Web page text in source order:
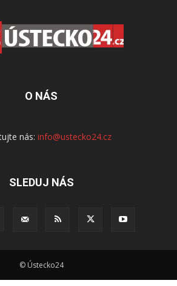
O NÁS
nás: info@ustecko24.cz
SLEDUJ NÁS
© Ústecko24